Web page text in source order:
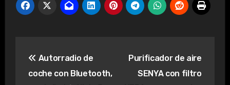
de
Autorradio de
coche con Bluetooth,
Purificador de aire
SENYA con filtro